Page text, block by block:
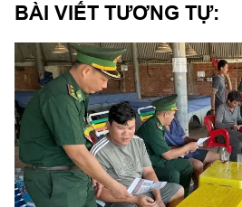
BÀI VIẾT TƯƠNG TỰ: